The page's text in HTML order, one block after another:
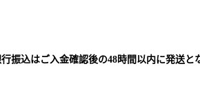
振込はご入金確認後の48時間以内に発送と